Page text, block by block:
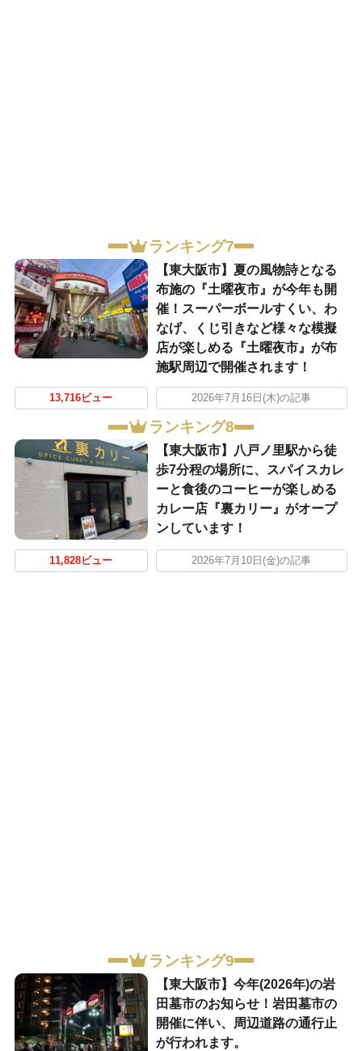
ランキング7
【東大阪市】夏の風物詩となる
布施の『土曜夜市』が今年も開
催！スーパーボールすくい、わ
なげ、くじ引きなど様々な模擬
店が楽しめる『土曜夜市』が布
施駅周辺で開催されます！
13,716ビュー 2026年7月16日(木)の記事
ランキング8
【東大阪市】八戸ノ里駅から徒
歩7分程の場所に、スパイスカレ
ーと食後のコーヒーが楽しめる
カレー店『裏カリー』がオープ
ンしています！
11,828ビュー 2026年7月10日(金)の記事
ランキング9
【東大阪市】今年(2026年)の岩
田墓市のお知らせ！岩田墓市の
開催に伴い、周辺道路の通行止
が行われます。